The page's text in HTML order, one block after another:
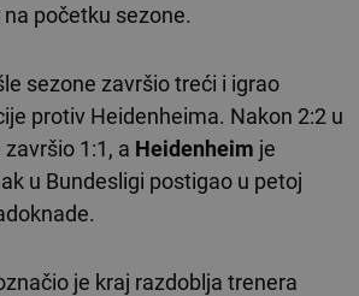
početku sezone.
sezone završio treći i igrao
protiv Heidenheima. Nakon 2:2 u
1:1, a Heidenheim je
u Bundesligi postigao u petoj
je kraj razdoblja trenera